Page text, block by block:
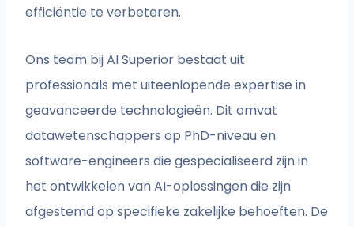
efficiëntie te verbeteren.
Ons team bij AI Superior bestaat uit
professionals met uiteenlopende expertise in
geavanceerde technologieën. Dit omvat
datawetenschappers op PhD-niveau en
software-engineers die gespecialiseerd zijn in
het ontwikkelen van AI-oplossingen die zijn
afgestemd op specifieke zakelijke behoeften. De